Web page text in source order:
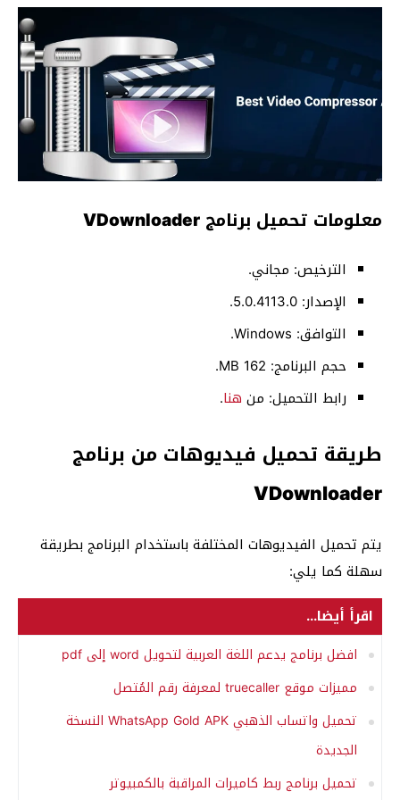
معلومات تحميل برنامج VDownloader
الترخيص: مجاني.
الإصدار: 5.0.4113.0.
التوافق: Windows.
حجم البرنامج: 162 MB.
رابط التحميل: من هنا.
طريقة تحميل فيديوهات من برنامج
VDownloader
يتم تحميل الفيديوهات المختلفة باستخدام البرنامج بطريقة
سهلة كما يلي:
اقرأ أيضا...
افضل برنامج يدعم اللغة العربية لتحويل word إلى pdf
مميزات موقع truecaller لمعرفة رقم المُتصل
تحميل واتساب الذهبي WhatsApp Gold APK النسخة
الجديدة
تحميل برنامج ربط كاميرات المراقبة بالكمبيوتر